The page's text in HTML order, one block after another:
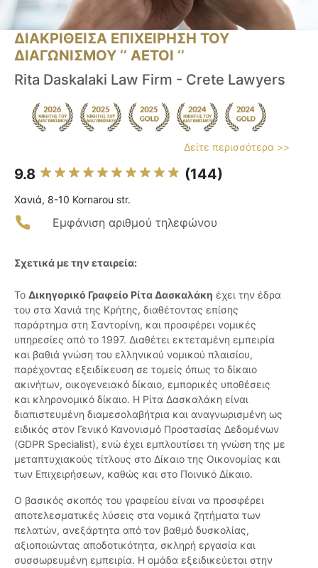
ΔΙΑΚΡΙΘΕΙΣΑ ΕΠΙΧΕΙΡΗΣΗ ΤΟΥ
ΔΙΑΓΩΝΙΣΜΟΥ ‘’ ΑΕΤΟΙ ‘’
Rita Daskalaki Law Firm - Crete Lawyers
Δείτε περισσότερα >>
9.8 (144)
Χανιά, 8-10 Kornarou str.
Εμφάνιση αριθμού τηλεφώνου
Σχετικά με την εταιρεία:
Το Δικηγορικό Γραφείο Ρίτα Δασκαλάκη έχει την έδρα
του στα Χανιά της Κρήτης, διαθέτοντας επίσης
παράρτημα στη Σαντορίνη, και προσφέρει νομικές
υπηρεσίες από το 1997. Διαθέτει εκτεταμένη εμπειρία
και βαθιά γνώση του ελληνικού νομικού πλαισίου,
παρέχοντας εξειδίκευση σε τομείς όπως το δίκαιο
ακινήτων, οικογενειακό δίκαιο, εμπορικές υποθέσεις
και κληρονομικό δίκαιο. Η Ρίτα Δασκαλάκη είναι
διαπιστευμένη διαμεσολαβήτρια και αναγνωρισμένη ως
ειδικός στον Γενικό Κανονισμό Προστασίας Δεδομένων
(GDPR Specialist), ενώ έχει εμπλουτίσει τη γνώση της με
μεταπτυχιακούς τίτλους στο Δίκαιο της Οικονομίας και
των Επιχειρήσεων, καθώς και στο Ποινικό Δίκαιο.
Ο βασικός σκοπός του γραφείου είναι να προσφέρει
αποτελεσματικές λύσεις στα νομικά ζητήματα των
πελατών, ανεξάρτητα από τον βαθμό δυσκολίας,
αξιοποιώντας αποδοτικότητα, σκληρή εργασία και
συσσωρευμένη εμπειρία. Η ομάδα εξειδικεύεται στην